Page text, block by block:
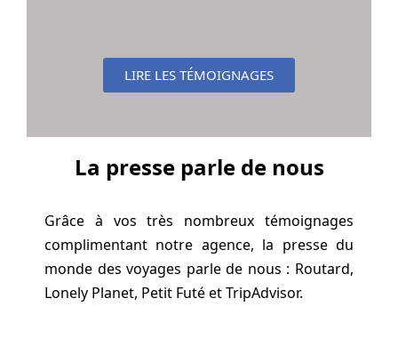
LIRE LES TÉMOIGNAGES
La presse parle de nous
Grâce à vos très nombreux témoignages
complimentant notre agence, la presse du
monde des voyages parle de nous : Routard,
Lonely Planet, Petit Futé et TripAdvisor.